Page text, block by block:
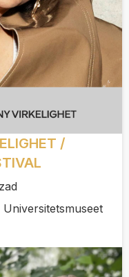
/